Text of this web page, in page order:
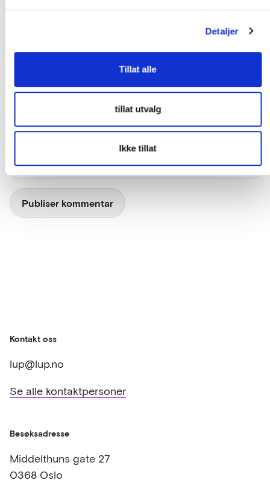
Detaljer
Tillat alle
tillat utvalg
Ikke tillat
Kontakt oss
lup@lup.no
Se alle kontaktpersoner
Besøksadresse
Middelthuns gate 27
0368 Oslo